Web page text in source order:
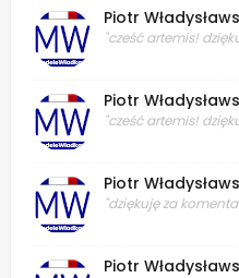
Piotr
"cześć artemis!
Piotr
"cześć artemis!
Piotr
"dziękuję za
Piotr